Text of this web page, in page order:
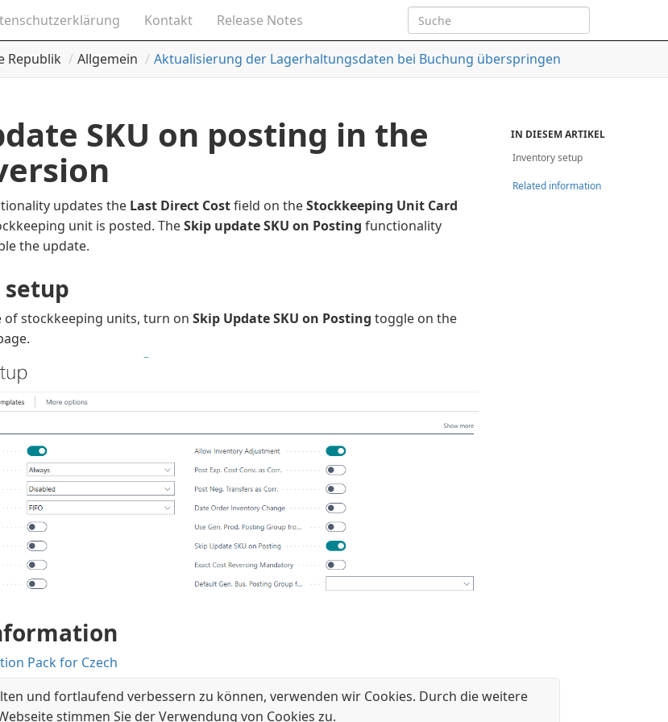
und fortlaufend verbessern zu können, verwenden wir Cookies. Durch die weitere
stimmen Sie der Verwendung von Cookies zu.
Kontakt Release Notes
Republik Allgemein Aktualisierung der Lagerhaltungsdaten bei Buchung überspringen
SKU on posting in the
updates the Last Direct Costfield on theStockkeeping Unit Card
unit is posted. TheSkip update SKU on Posting functionality
the update.
of stockkeeping units, turn onSkip Update SKU on Posting toggle on the
Pack for Czech
IN DIESEM ARTIKEL
Inventory setup
Related information